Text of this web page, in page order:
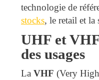
technologie de
stocks, le retail et la
UHF et
des usages
La VHF (Very